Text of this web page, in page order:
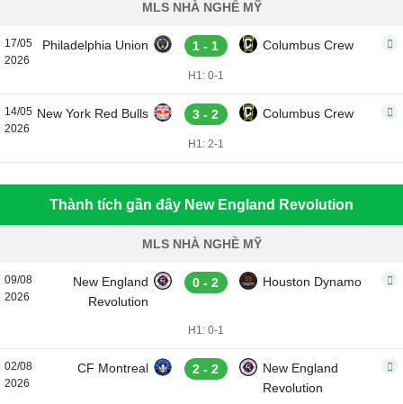
MLS NHÀ NGHỀ MỸ
17/05
2026
Philadelphia Union 1 - 1 Columbus Crew
H1: 0-1
14/05
2026
New York Red Bulls 3 - 2 Columbus Crew
H1: 2-1
Thành tích gần đây New England Revolution
MLS NHÀ NGHỀ MỸ
09/08
2026
New England
Revolution
0 - 2 Houston Dynamo
H1: 0-1
02/08
2026
CF Montreal 2 - 2
New England
Revolution